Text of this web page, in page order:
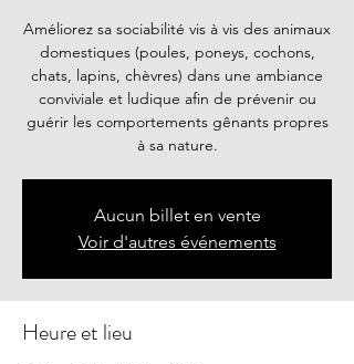
Améliorez sa sociabilité vis à vis des animaux
domestiques (poules, poneys, cochons,
chats, lapins, chèvres) dans une ambiance
conviviale et ludique afin de prévenir ou
guérir les comportements gênants propres
à sa nature.
Aucun billet en vente
Voir d'autres événements
Heure et lieu